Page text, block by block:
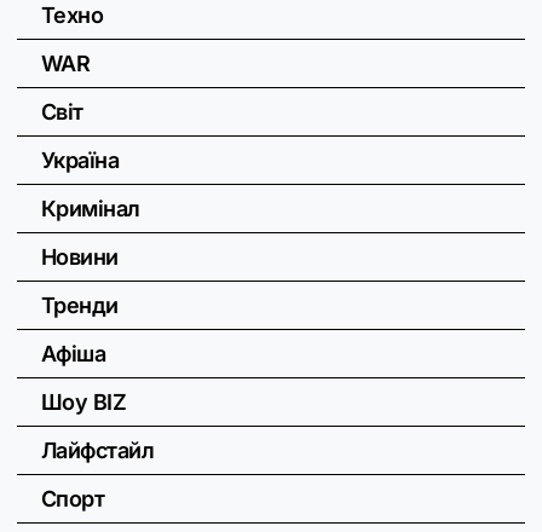
Техно
WAR
Світ
Україна
Кримінал
Новини
Тренди
Афіша
Шоу BIZ
Лайфстайл
Спорт